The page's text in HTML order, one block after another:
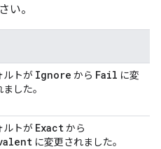
い。
ルトが Ignore から Fail に変
した。
ルトが Exactから
に変更されました。